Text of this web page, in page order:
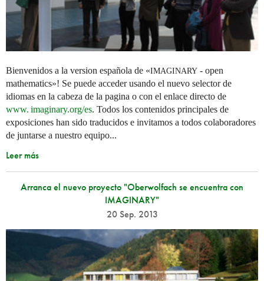
Bienvenidos a la version española de «IMAGINARY - open
mathematics»! Se puede acceder usando el nuevo selector de
idiomas en la cabeza de la pagina o con el enlace directo de
www. imaginary.org/es. Todos los contenidos principales de
exposiciones han sido traducidos e invitamos a todos colaboradores
de juntarse a nuestro equipo...
Leer más
Arranca el nuevo proyecto "Oberwolfach se encuentra con
IMAGINARY"
20 Sep. 2013